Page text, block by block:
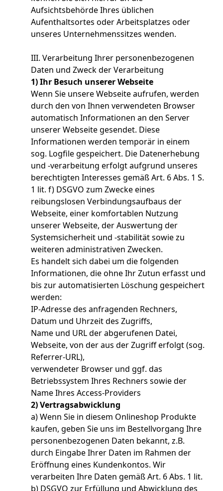
Aufsichtsbehörde Ihres üblichen
Aufenthaltsortes oder Arbeitsplatzes oder
unseres Unternehmenssitzes wenden.
III. Verarbeitung Ihrer personenbezogenen
Daten und Zweck der Verarbeitung
1) Ihr Besuch unserer Webseite
Wenn Sie unsere Webseite aufrufen, werden
durch den von Ihnen verwendeten Browser
automatisch Informationen an den Server
unserer Webseite gesendet. Diese
Informationen werden temporär in einem
sog. Logfile gespeichert. Die Datenerhebung
und -verarbeitung erfolgt aufgrund unseres
berechtigten Interesses gemäß Art. 6 Abs. 1 S.
1 lit. f) DSGVO zum Zwecke eines
reibungslosen Verbindungsaufbaus der
Webseite, einer komfortablen Nutzung
unserer Webseite, der Auswertung der
Systemsicherheit und -stabilität sowie zu
weiteren administrativen Zwecken.
Es handelt sich dabei um die folgenden
Informationen, die ohne Ihr Zutun erfasst und
bis zur automatisierten Löschung gespeichert
werden:
IP-Adresse des anfragenden Rechners,
Datum und Uhrzeit des Zugriffs,
Name und URL der abgerufenen Datei,
Webseite, von der aus der Zugriff erfolgt (sog.
Referrer-URL),
verwendeter Browser und ggf. das
Betriebssystem Ihres Rechners sowie der
Name Ihres Access-Providers
2) Vertragsabwicklung
a) Wenn Sie in diesem Onlineshop Produkte
kaufen, geben Sie uns im Bestellvorgang Ihre
personenbezogenen Daten bekannt, z.B.
durch Eingabe Ihrer Daten im Rahmen der
Eröffnung eines Kundenkontos. Wir
verarbeiten Ihre Daten gemäß Art. 6 Abs. 1 lit.
b) DSGVO zur Erfüllung und Abwicklung des